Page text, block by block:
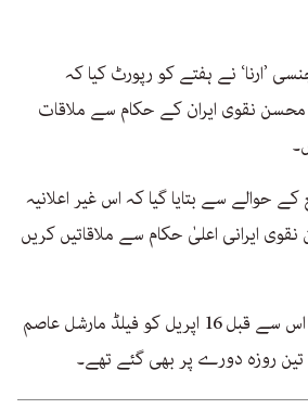
’ارنا‘ نے ہفتے کو رپورٹ کیا کہ
محسن نقوی ایران کے حکام سے ملاقات
حوالے سے بتایا گیا کہ اس غیر اعلانیہ
ایرانی اعلیٰ حکام سے ملاقاتیں کریں
پاکستان کے وزیر داخلہ اس سے قبل 16 اپریل کو فیلڈ مارشل عاصم
تین روزہ دورے پر بھی گئے تھے۔